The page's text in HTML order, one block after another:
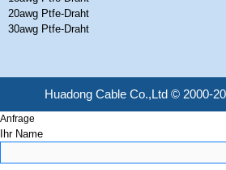
20awg Ptfe-Draht
30awg Ptfe-Draht
Huadong Cable Co.,Ltd © 2000-
Anfrage
Ihr Name